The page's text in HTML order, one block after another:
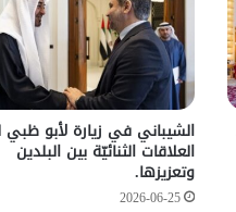
الشيباني في زيارة لأبو ظبي
العلاقات الثنائيّة بين البلدين
وتعزيزها.
2026-06-25